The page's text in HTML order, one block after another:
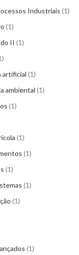
Industriais 1
1
II 1
artificial 1
ambiental 1
1
1
1
1
1
1
1